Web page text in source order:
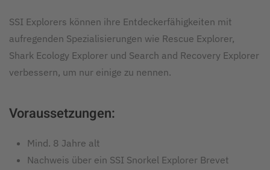
SSI Explorers können ihre Entdeckerfähigkeiten mit
aufregenden Spezialisierungen wie Rescue Explorer,
Shark Ecology Explorer und Search and Recovery Explorer
verbessern, um nur einige zu nennen.
Voraussetzungen:
Mind. 8 Jahre alt
Nachweis über ein SSI Snorkel Explorer Brevet